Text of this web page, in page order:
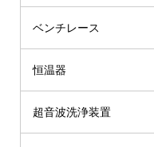
ベンチレース
恒温器
超音波洗浄装置